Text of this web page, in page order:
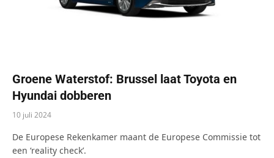
Groene Waterstof: Brussel laat Toyota en
Hyundai dobberen
10 juli 2024
De Europese Rekenkamer maant de Europese Commissie tot
een ‘reality check’.